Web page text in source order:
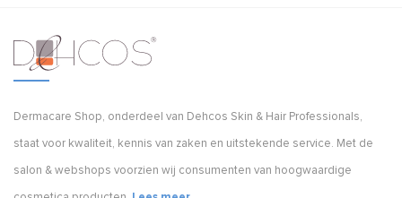
Dermacare Shop, onderdeel van Dehcos Skin & Hair Professionals,
staat voor kwaliteit, kennis van zaken en uitstekende service. Met de
salon & webshops voorzien wij consumenten van hoogwaardige